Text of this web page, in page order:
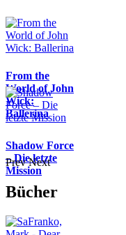
From the
World of John
Wick:
Ballerina
Shadow Force
– Die letzte
Mission
Prev Next
Bücher